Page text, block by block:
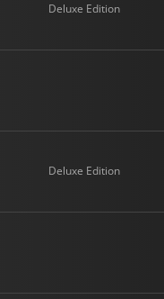
Deluxe Edition
Deluxe Edition